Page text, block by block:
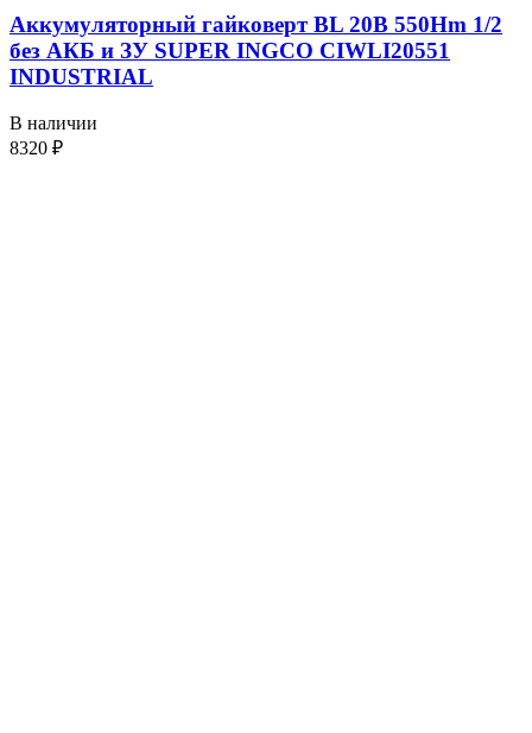
Аккумуляторный гайковерт BL 20В 550Hm 1/2
без АКБ и ЗУ SUPER INGCO CIWLI20551
INDUSTRIAL
В наличии
8320 ₽